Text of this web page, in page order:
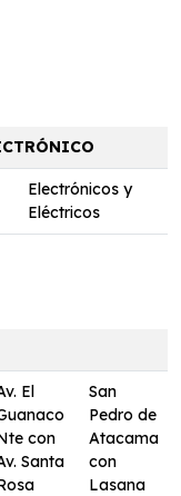
Electrónicos y
Eléctricos
El
con
Santa
San
Pedro de
Atacama
con
Lasana